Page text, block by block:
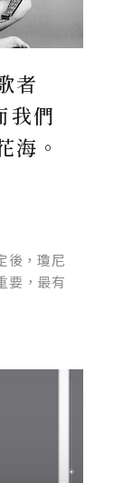
者
們
海。
後，瓊尼
要，最有